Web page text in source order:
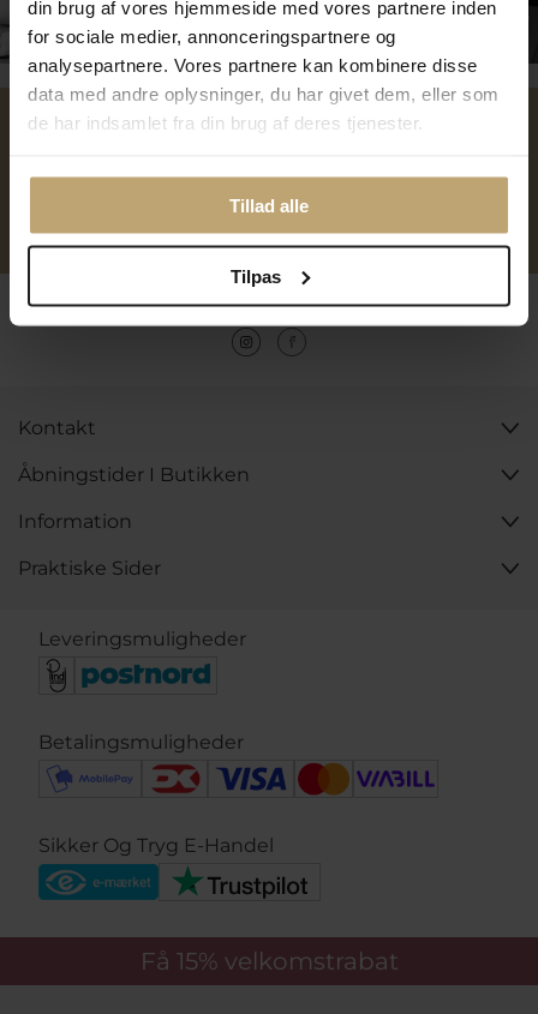
din brug af vores hjemmeside med vores partnere inden
for sociale medier, annonceringspartnere og
analysepartnere. Vores partnere kan kombinere disse
data med andre oplysninger, du har givet dem, eller som
de har indsamlet fra din brug af deres tjenester.
Tillad alle
Tilpas
Tilmeld dig kundeklubben
ure
Følg os
Kontakt
Åbningstider I Butikken
Information
Praktiske Sider
Leveringsmuligheder
Betalingsmuligheder
Sikker Og Tryg E-Handel
Få 15% velkomstrabat